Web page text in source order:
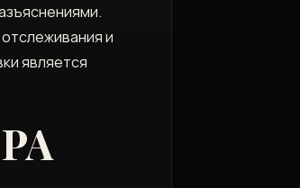
и
является